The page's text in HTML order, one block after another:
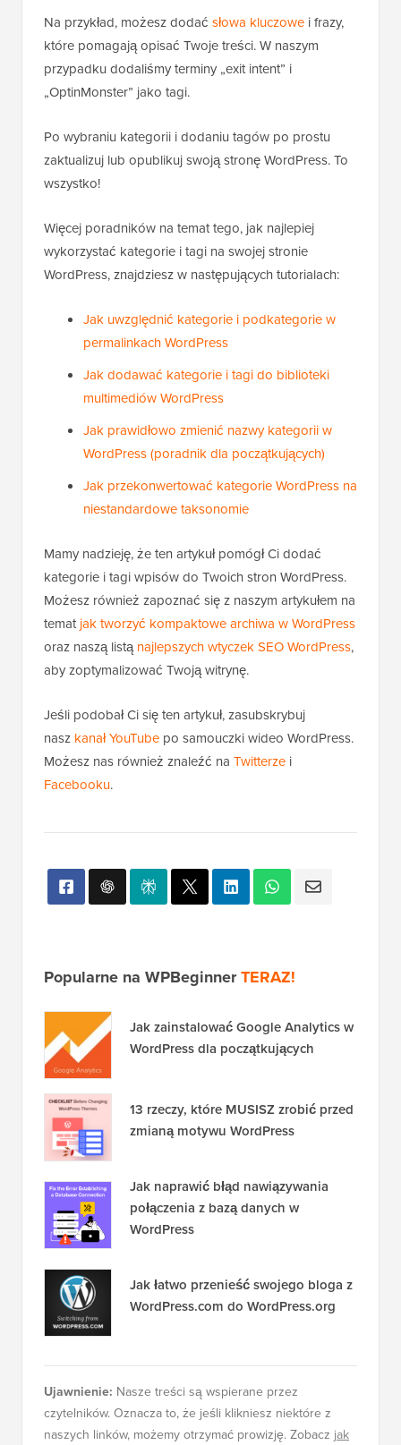
Na przykład, możesz dodać słowa kluczowe i frazy,
które pomagają opisać Twoje treści. W naszym
przypadku dodaliśmy terminy „exit intent” i
„OptinMonster” jako tagi.
Po wybraniu kategorii i dodaniu tagów po prostu
zaktualizuj lub opublikuj swoją stronę WordPress. To
wszystko!
Więcej poradników na temat tego, jak najlepiej
wykorzystać kategorie i tagi na swojej stronie
WordPress, znajdziesz w następujących tutorialach:
Jak uwzględnić kategorie i podkategorie w
permalinkach WordPress
Jak dodawać kategorie i tagi do biblioteki
multimediów WordPress
Jak prawidłowo zmienić nazwy kategorii w
WordPress (poradnik dla początkujących)
Jak przekonwertować kategorie WordPress na
niestandardowe taksonomie
Mamy nadzieję, że ten artykuł pomógł Ci dodać
kategorie i tagi wpisów do Twoich stron WordPress.
Możesz również zapoznać się z naszym artykułem na
tematjak tworzyć kompaktowe archiwa w WordPress
oraz naszą listąnajlepszych wtyczek SEO WordPress,
aby zoptymalizować Twoją witrynę.
Jeśli podobał Ci się ten artykuł, zasubskrybuj
nasz kanał YouTube po samouczki wideo WordPress.
Możesz nas również znaleźć na Twitterze i
Facebooku.
Popularne na WPBeginnerTERAZ!
Jak zainstalować Google Analytics w
WordPress dla początkujących
13 rzeczy, które MUSISZ zrobić przed
zmianą motywu WordPress
Jak naprawić błąd nawiązywania
połączenia z bazą danych w
WordPress
Jak łatwo przenieść swojego bloga z
WordPress.com do WordPress.org
Ujawnienie: Nasze treści są wspierane przez
czytelników. Oznacza to, że jeśli klikniesz niektóre z
naszych linków, możemy otrzymać prowizję. Zobacz jak